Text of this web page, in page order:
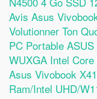
Avis Asus
Volutionner Ton
PC Portable
WUXGA Intel
Asus Vivobook
Ram/Intel UHD/